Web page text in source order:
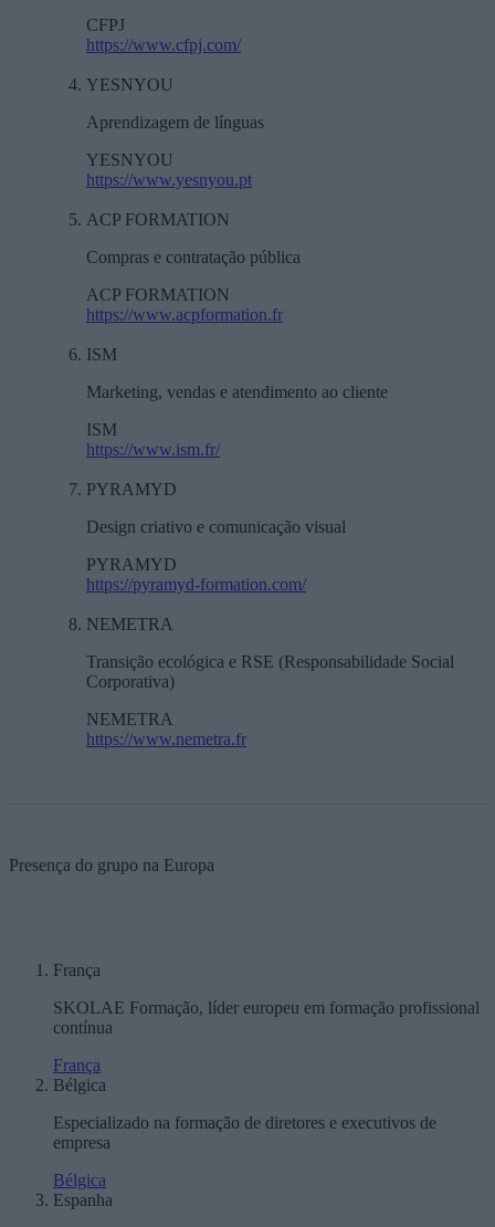
CFPJ
https://www.cfpj.com/
YESNYOU
Aprendizagem de línguas
YESNYOU
https://www.yesnyou.pt
ACP FORMATION
Compras e contratação pública
ACP FORMATION
https://www.acpformation.fr
ISM
Marketing, vendas e atendimento ao cliente
ISM
https://www.ism.fr/
PYRAMYD
Design criativo e comunicação visual
PYRAMYD
https://pyramyd-formation.com/
NEMETRA
Transição ecológica e RSE (Responsabilidade Social
Corporativa)
NEMETRA
https://www.nemetra.fr
Presença do grupo na Europa
França
SKOLAE Formação, líder europeu em formação profissional
contínua
França
Bélgica
Especializado na formação de diretores e executivos de
empresa
Bélgica
Espanha